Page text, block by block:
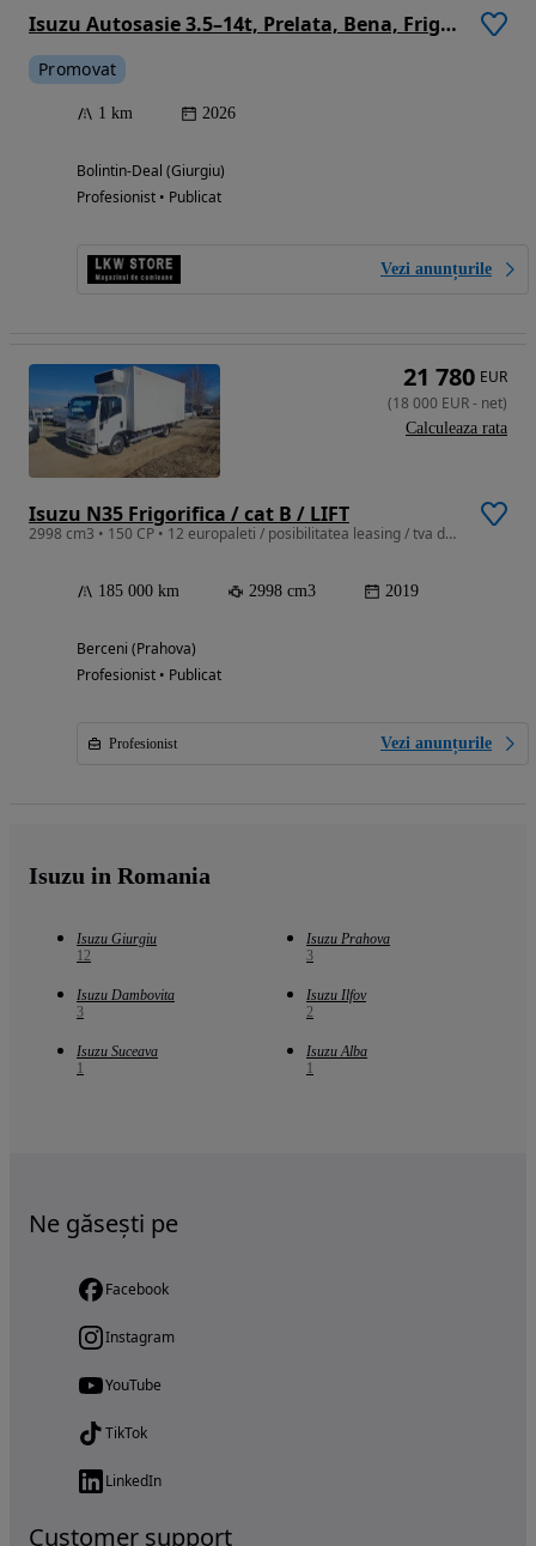
Isuzu Autosasie 3.5–14t, Prelata, Bena, Frigo, Hooklift, TOP !!!
Promovat
1 km 2026
Bolintin-Deal (Giurgiu)
Profesionist • Publicat
Vezi anunțurile
Isuzu N35 Frigorifica / cat B / LIFT
2998 cm3 • 150 CP • 12 europaleti / posibilitatea leasing / tva deductibil
185 000 km 2998 cm3 2019
Berceni (Prahova)
Profesionist • Publicat
Profesionist Vezi anunțurile
21 780 EUR
(18 000 EUR- net)
Calculeaza rata
Isuzu in Romania
Isuzu Giurgiu
12
Isuzu Prahova
3
Isuzu Dambovita
3
Isuzu Ilfov
2
Isuzu Suceava
1
Isuzu Alba
1
Ne găsești pe
Facebook
Instagram
YouTube
TikTok
LinkedIn
Customer support